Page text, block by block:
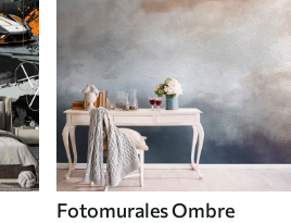
Fotomurales Ombre